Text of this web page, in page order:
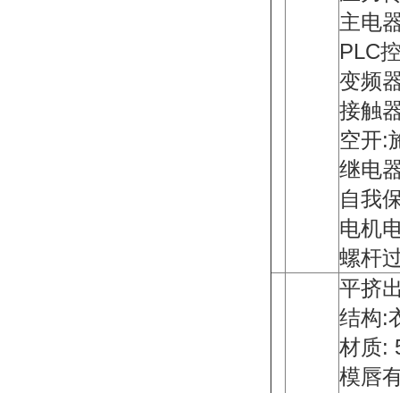
主电
PLC
变频
接触
空开:
继电
自我
电机
螺杆
平挤
结构:
材质:
模唇